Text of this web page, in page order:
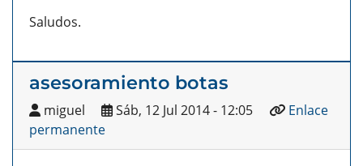
Saludos.
asesoramiento botas
miguel Sáb, 12 Jul 2014 - 12:05
Enlace
permanente